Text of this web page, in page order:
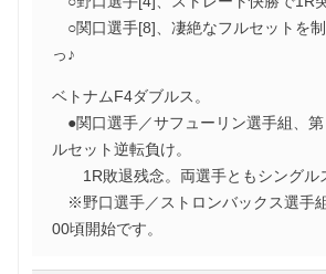
○関口選手[8]、凄絶なフルセットを
っ♪
ベトナムF4ダブルス。
●関口選手／サフューリン選手組、第
ルセット逆転負け。
1R敗退残念。両選手ともシングル
※野口選手／ストロンバックス選手
00頃開始です。